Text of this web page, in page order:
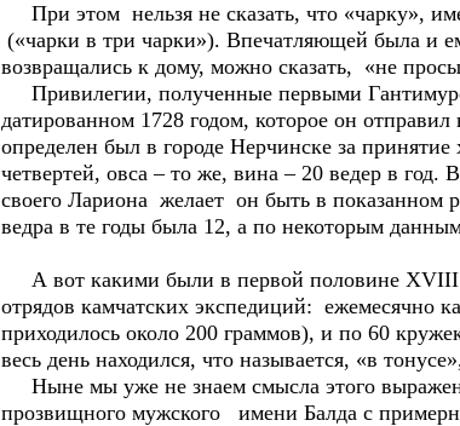
При этом нельзя не сказать, что «чарку»,
(«чарки в три чарки»). Впечатляющей была и
возвращались к дому, можно сказать, «не
Привилегии, полученные первыми
датированном 1728 годом, которое он
определен был в городе Нерчинске за
четвертей, овса – то же, вина – 20 ведер в
своего Лариона желает он быть в показанном
ведра в те годы была 12, а по некоторым
А вот какими были в первой половине XVIII
отрядов камчатских экспедиций: ежемесячно
приходилось около 200 граммов), и по 60
весь день находился, что называется, «в
Ныне мы уже не знаем смысла этого
прозвищного мужского имени Балда с